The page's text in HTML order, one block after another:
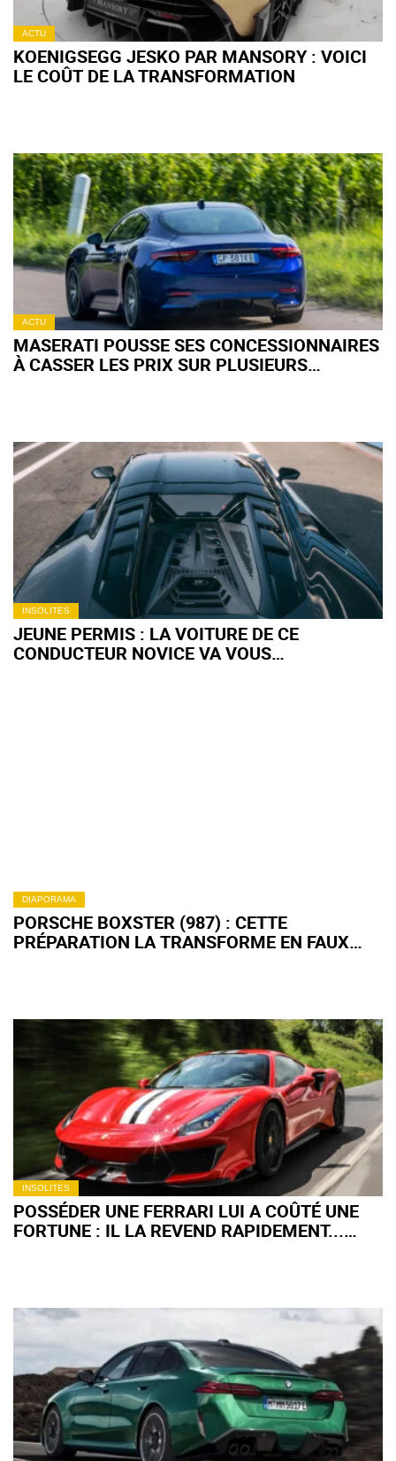
ACTU
KOENIGSEGG JESKO PAR MANSORY : VOICI
LE COÛT DE LA TRANSFORMATION
ACTU
MASERATI POUSSE SES CONCESSIONNAIRES
À CASSER LES PRIX SUR PLUSIEURS
INSOLITES
JEUNE PERMIS : LA VOITURE DE CE
CONDUCTEUR NOVICE VA VOUS
DIAPORAMA
PORSCHE BOXSTER (987) : CETTE
PRÉPARATION LA TRANSFORME EN FAUX
INSOLITES
POSSÉDER UNE FERRARI LUI A COÛTÉ UNE
FORTUNE : IL LA REVEND RAPIDEMENT...